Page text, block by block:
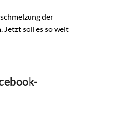
der
Jetzt soll es so weit